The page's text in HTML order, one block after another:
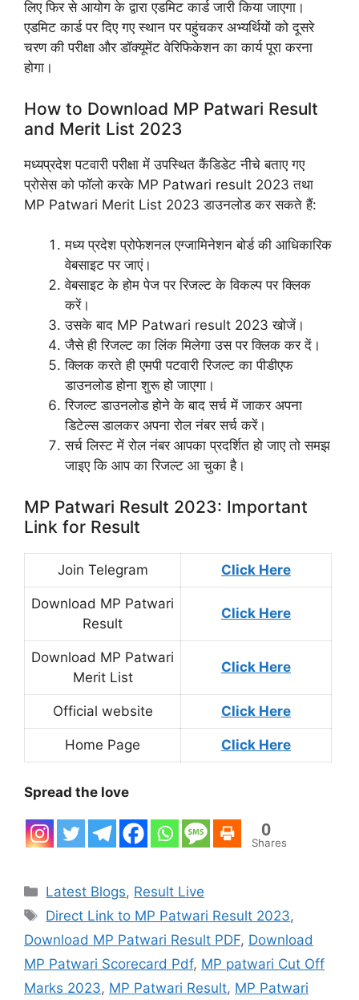
लिए फिर से आयोग के द्वारा एडमिट कार्ड जारी किया जाएगा।
एडमिट कार्ड पर दिए गए स्थान पर पहुंचकर अभ्यर्थियों को दूसरे
चरण की परीक्षा और डॉक्यूमेंट वेरिफिकेशन का कार्य पूरा करना
होगा।
How to Download MP Patwari Result
and Merit List 2023
मध्यप्रदेश पटवारी परीक्षा में उपस्थित कैंडिडेट नीचे बताए गए
प्रोसेस को फॉलो करके MP Patwari result 2023 तथा
MP Patwari Merit List 2023 डाउनलोड कर सकते हैं:
मध्य प्रदेश प्रोफेशनल एग्जामिनेशन बोर्ड की आधिकारिक
वेबसाइट पर जाएं।
वेबसाइट के होम पेज पर रिजल्ट के विकल्प पर क्लिक
करें।
उसके बाद MP Patwari result 2023 खोजें।
जैसे ही रिजल्ट का लिंक मिलेगा उस पर क्लिक कर दें।
क्लिक करते ही एमपी पटवारी रिजल्ट का पीडीएफ
डाउनलोड होना शुरू हो जाएगा।
रिजल्ट डाउनलोड होने के बाद सर्च में जाकर अपना
डिटेल्स डालकर अपना रोल नंबर सर्च करें।
सर्च लिस्ट में रोल नंबर आपका प्रदर्शित हो जाए तो समझ
जाइए कि आप का रिजल्ट आ चुका है।
MP Patwari Result 2023: Important
Link for Result
Join Telegram Click Here
Download MP Patwari
Result
Click Here
Download MP Patwari
Merit List
Click Here
Official website Click Here
Home Page Click Here
Spread the love
0
Shares
Categories
Latest Blogs, Result Live
Tags
Direct Link to MP Patwari Result 2023,
Download MP Patwari Result PDF, Download
MP Patwari Scorecard Pdf, MP patwari Cut Off
Marks 2023, MP Patwari Result, MP Patwari